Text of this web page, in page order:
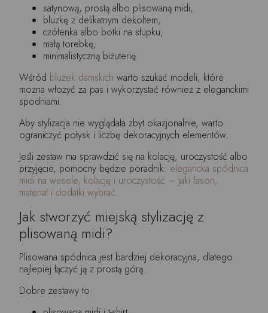
satynową, prostą albo plisowaną midi,
bluzkę z delikatnym dekoltem,
czółenka albo botki na słupku,
małą torebkę,
minimalistyczną biżuterię.
Wśród bluzek damskich warto szukać modeli, które
można włożyć za pas i wykorzystać również z eleganckimi
spodniami.
Aby stylizacja nie wyglądała zbyt okazjonalnie, warto
ograniczyć połysk i liczbę dekoracyjnych elementów.
Jeśli zestaw ma sprawdzić się na kolację, uroczystość albo
przyjęcie, pomocny będzie poradnik: elegancka spódnica
midi na wesele, kolację i uroczystość – jaki fason,
materiał i dodatki wybrać.
Jak stworzyć miejską stylizację z
plisowaną midi?
Plisowana spódnica jest bardziej dekoracyjna, dlatego
najlepiej łączyć ją z prostą górą.
Dobre zestawy to: